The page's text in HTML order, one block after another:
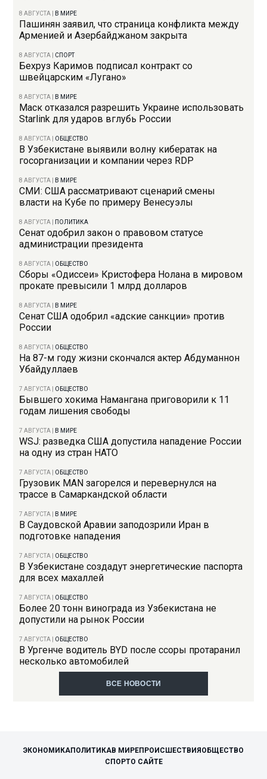
8 АВГУСТА В МИРЕ
Пашинян заявил, что страница конфликта между
Арменией и Азербайджаном закрыта
8 АВГУСТА СПОРТ
Бехруз Каримов подписал контракт со
швейцарским «Лугано»
8 АВГУСТА В МИРЕ
Маск отказался разрешить Украине использовать
Starlink для ударов вглубь России
8 АВГУСТА ОБЩЕСТВО
В Узбекистане выявили волну кибератак на
госорганизации и компании через RDP
8 АВГУСТА В МИРЕ
СМИ: США рассматривают сценарий смены
власти на Кубе по примеру Венесуэлы
8 АВГУСТА ПОЛИТИКА
Сенат одобрил закон о правовом статусе
администрации президента
8 АВГУСТА ОБЩЕСТВО
Сборы «Одиссеи» Кристофера Нолана в мировом
прокате превысили 1 млрд долларов
8 АВГУСТА В МИРЕ
Сенат США одобрил «адские санкции» против
России
8 АВГУСТА ОБЩЕСТВО
На 87-м году жизни скончался актер Абдуманнон
Убайдуллаев
7 АВГУСТА ОБЩЕСТВО
Бывшего хокима Намангана приговорили к 11
годам лишения свободы
7 АВГУСТА В МИРЕ
WSJ: разведка США допустила нападение России
на одну из стран НАТО
7 АВГУСТА ОБЩЕСТВО
Грузовик MAN загорелся и перевернулся на
трассе в Самаркандской области
7 АВГУСТА В МИРЕ
В Саудовской Аравии заподозрили Иран в
подготовке нападения
7 АВГУСТА ОБЩЕСТВО
В Узбекистане создадут энергетические паспорта
для всех махаллей
7 АВГУСТА ОБЩЕСТВО
Более 20 тонн винограда из Узбекистана не
допустили на рынок России
7 АВГУСТА ОБЩЕСТВО
В Ургенче водитель BYD после ссоры протаранил
несколько автомобилей
ВСЕ НОВОСТИ
ЭКОНОМИКАПОЛИТИКАВ МИРЕПРОИСШЕСТВИЯОБЩЕСТВО
СПОРТО САЙТЕ